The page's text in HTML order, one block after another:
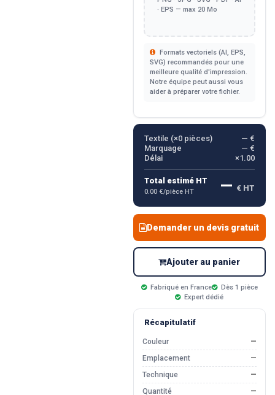
· EPS — max 20 Mo
Formats vectoriels (AI, EPS,
SVG) recommandés pour une
meilleure qualité d'impression.
Notre équipe peut aussi vous
aider à préparer votre fichier.
Textile (×0pièces)
— €
Marquage
— €
Délai
×1.00
Total estimé HT
0.00 €/pièce HT — € HT
Demander un devis gratuit
Ajouter au panier
Fabriqué en France
Dès 1 pièce
Expert dédié
Récapitulatif
Couleur
—
Emplacement
—
Technique
—
Quantité
—